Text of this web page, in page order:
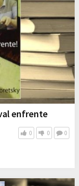
enfrente
0 0 0